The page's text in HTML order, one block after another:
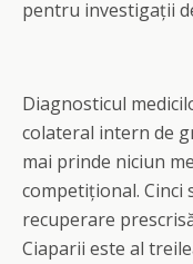
pentru investigații
Diagnosticul
colateral intern de
mai prinde niciun
competițional. Cinci
recuperare
Ciaparii este al